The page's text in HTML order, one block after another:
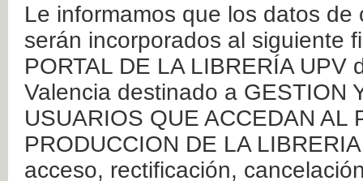
Le informamos que los datos
serán incorporados al siguiente
PORTAL DE LA LIBRERÍA
Valencia destinado a GESTION
USUARIOS QUE ACCEDAN AL
PRODUCCION DE LA
acceso, rectificación,